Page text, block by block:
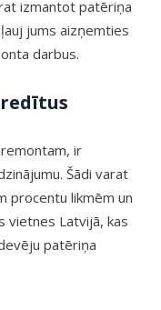
izmantot patēriņa
jums aizņemties
darbus.
ir
Šādi varat
procentu likmēm un
vietnes Latvijā, kas
patēriņa